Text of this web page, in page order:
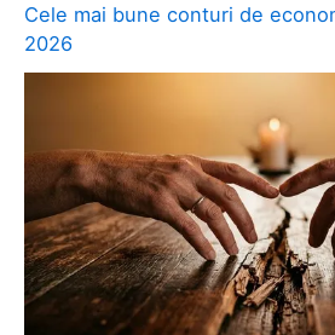
Cele mai bune conturi de
2026